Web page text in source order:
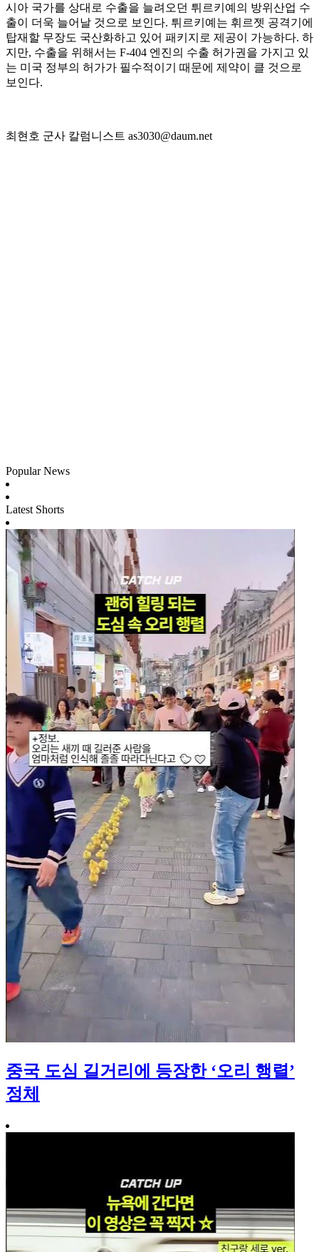
시아 국가를 상대로 수출을 늘려오던 튀르키예의 방위산업 수
출이 더욱 늘어날 것으로 보인다. 튀르키예는 휘르젯 공격기에
탑재할 무장도 국산화하고 있어 패키지로 제공이 가능하다. 하
지만, 수출을 위해서는 F-404 엔진의 수출 허가권을 가지고 있
는 미국 정부의 허가가 필수적이기 때문에 제약이 클 것으로
보인다.
최현호 군사 칼럼니스트 as3030@daum.net
Popular News
Latest Shorts
중국 도심 길거리에 등장한 ‘오리 행렬’
정체